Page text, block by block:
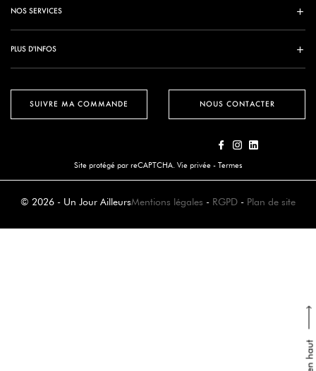
SUIVRE MA COMMANDE
NOS SERVICES
PLUS D'INFOS
NOUS CONTACTER
Site protégé par reCAPTCHA. Vie privée - Termes
© 2026 - Un Jour AilleursMentions légales - RGPD - Plan de site